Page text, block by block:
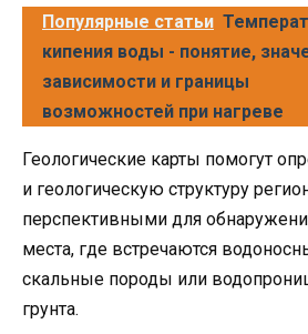
Популярные статьи
кипения воды - понятие,
зависимости и границы
возможностей при нагреве
Геологические карты помогут
и геологическую структуру
перспективными для
места, где встречаются
скальные породы или
грунта.